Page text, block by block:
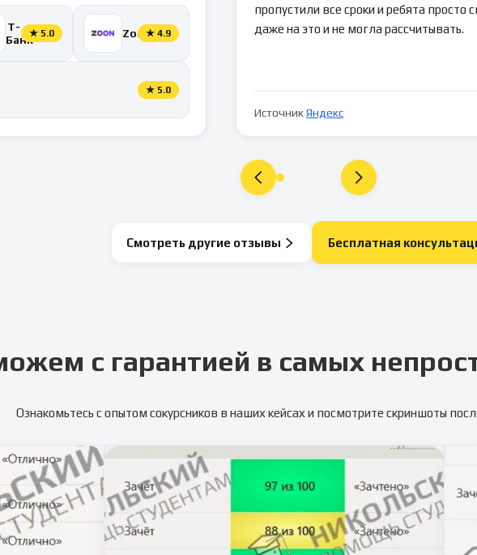
Т-
Банк★ 5.0 Zoon★4.9
★ 5.0
пропустили все сроки и ребята
даже на это и не могла рассчитывать.
Источник Яндекс
Смотреть другие отзывы Бесплатная
с гарантией в самых
Ознакомьтесь с опытом сокурсников в наших кейсах и посмотрите скриншоты